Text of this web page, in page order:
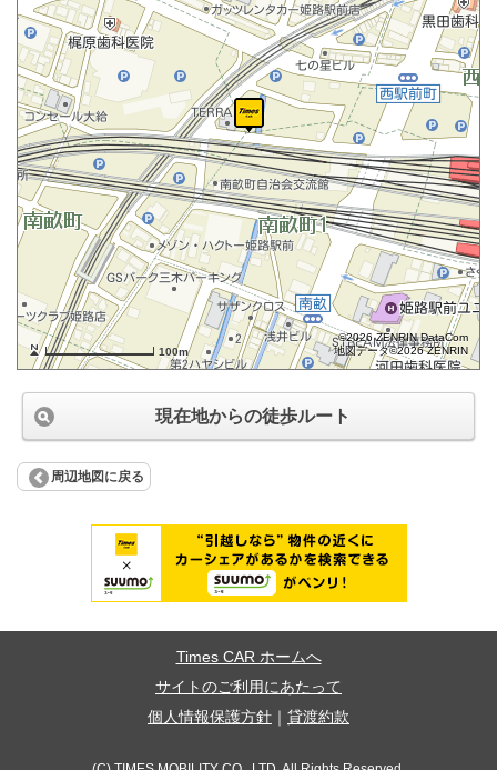
100m
©2026 ZENRIN DataCom
地図データ©2026 ZENRIN
現在地からの徒歩ルート
周辺地図に戻る
Times CAR ホームへ
サイトのご利用にあたって
個人情報保護方針
貸渡約款